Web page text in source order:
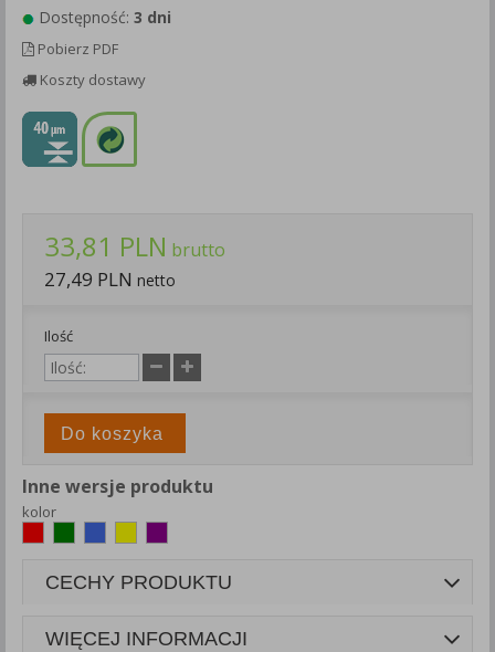
Dostępność: 3 dni
Pobierz PDF
Koszty dostawy
33,81 PLN brutto
27,49 PLN netto
Ilość
Do koszyka
Inne wersje produktu
kolor
CECHY PRODUKTU
WIĘCEJ INFORMACJI
Każda Państwa zgoda jest dobrowolna i można ją w dowolnym
Lista Zaufanych Partnerów (rozwiń)